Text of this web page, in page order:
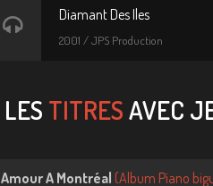
Diamant Des Iles
2001 / JPS Production
LES TITRESAVEC
Amour A Montréal (Album Piano